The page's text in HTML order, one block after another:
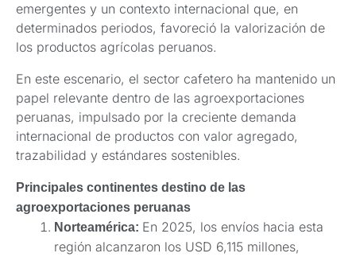
emergentes y un contexto internacional que, en
determinados periodos, favoreció la valorización de
los productos agrícolas peruanos.
En este escenario, el sector cafetero ha mantenido un
papel relevante dentro de las agroexportaciones
peruanas, impulsado por la creciente demanda
internacional de productos con valor agregado,
trazabilidad y estándares sostenibles.
Principales continentes destino de las
agroexportaciones peruanas
Norteamérica: En 2025, los envíos hacia esta
región alcanzaron los USD 6,115 millones,